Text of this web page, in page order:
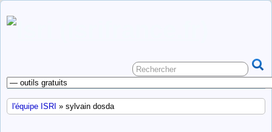
l'équipe ISRI » sylvain dosda